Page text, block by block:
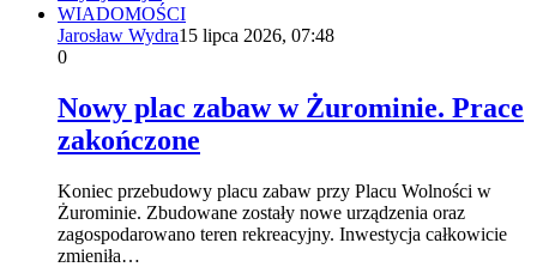
WIADOMOŚCI
Jarosław Wydra15 lipca 2026, 07:48
0
Nowy plac zabaw w Żurominie. Prace
zakończone
Koniec przebudowy placu zabaw przy Placu Wolności w
Żurominie. Zbudowane zostały nowe urządzenia oraz
zagospodarowano teren rekreacyjny. Inwestycja całkowicie
zmieniła…